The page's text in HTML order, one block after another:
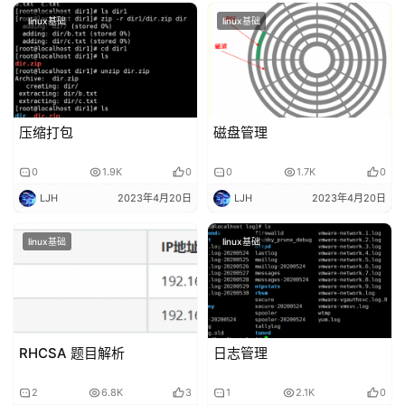
linux基础
压缩打包
0 1.9K 0
LJH 2023年4月20日
linux基础
磁盘管理
0 1.7K 0
LJH 2023年4月20日
linux基础
RHCSA 题目解析
2 6.8K 3
linux基础
日志管理
1 2.1K 0